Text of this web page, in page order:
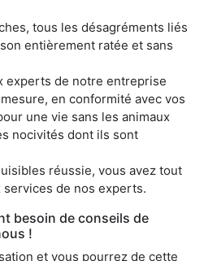
tous les désagréments liés
entièrement ratée et sans
experts de notre entreprise
en conformité avec vos
une vie sans les animaux
nocivités dont ils sont
réussie, vous avez tout
de nos experts.
besoin de conseils de
!
et vous pourrez de cette